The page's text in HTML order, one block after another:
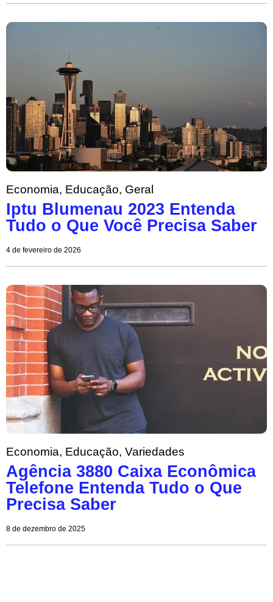
Economia, Educação, Geral
Iptu Blumenau 2023 Entenda
Tudo o Que Você Precisa Saber
4 de fevereiro de 2026
Economia, Educação, Variedades
Agência 3880 Caixa Econômica
Telefone Entenda Tudo o Que
Precisa Saber
8 de dezembro de 2025